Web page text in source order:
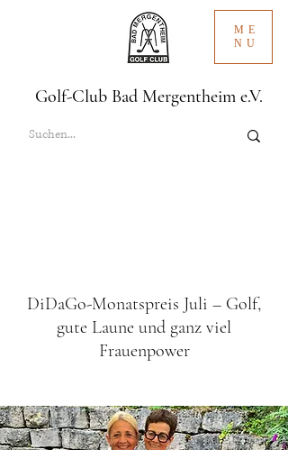
ME
NU
Golf-Club Bad Mergentheim e.V.
DiDaGo-Monatspreis Juli – Golf,
gute Laune und ganz viel
Frauenpower